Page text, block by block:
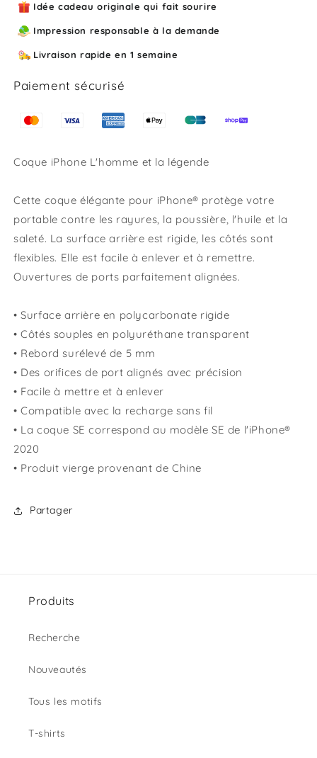
légende
légende
Idée cadeau originale qui fait sourire
Impression responsable à la demande
Livraison rapide en 1 semaine
Paiement sécurisé
Coque iPhone L'homme et la légende
Cette coque élégante pour iPhone® protège votre
portable contre les rayures, la poussière, l'huile et la
saleté. La surface arrière est rigide, les côtés sont
flexibles. Elle est facile à enlever et à remettre.
Ouvertures de ports parfaitement alignées.
• Surface arrière en polycarbonate rigide
• Côtés souples en polyuréthane transparent
• Rebord surélevé de 5 mm
• Des orifices de port alignés avec précision
• Facile à mettre et à enlever
• Compatible avec la recharge sans fil
• La coque SE correspond au modèle SE de l'iPhone®
2020
• Produit vierge provenant de Chine
Partager
Produits
Recherche
Nouveautés
Tous les motifs
T-shirts